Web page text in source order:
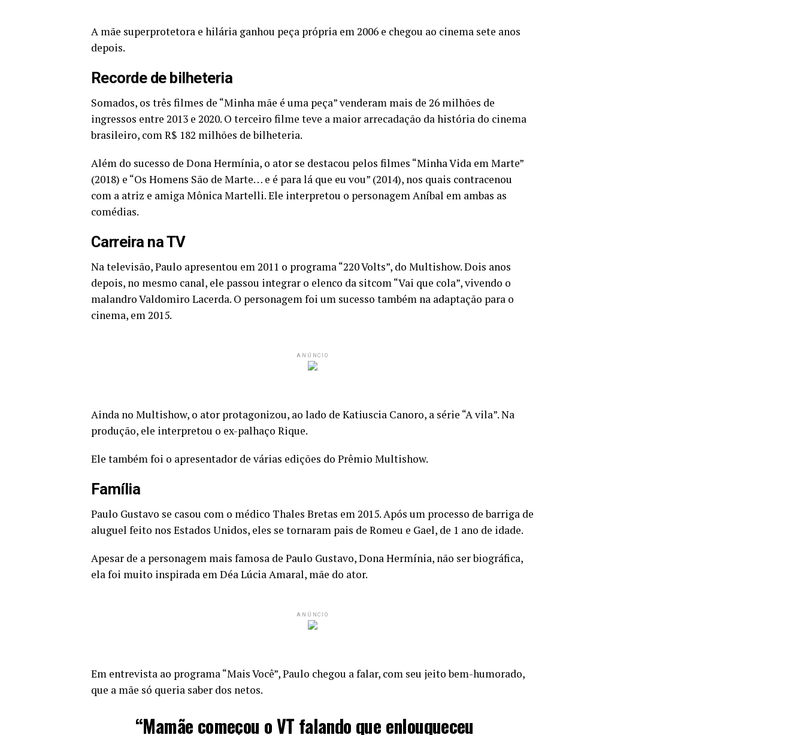
A mãe superprotetora e hilária ganhou peça própria em 2006 e chegou ao cinema sete anos
depois.
Recorde de bilheteria
Somados, os três filmes de “Minha mãe é uma peça” venderam mais de 26 milhões de
ingressos entre 2013 e 2020. O terceiro filme teve a maior arrecadação da história do cinema
brasileiro, com R$ 182 milhões de bilheteria.
Além do sucesso de Dona Hermínia, o ator se destacou pelos filmes “Minha Vida em Marte”
(2018) e “Os Homens São de Marte… e é para lá que eu vou” (2014), nos quais contracenou
com a atriz e amiga Mônica Martelli. Ele interpretou o personagem Aníbal em ambas as
comédias.
Carreira na TV
Na televisão, Paulo apresentou em 2011 o programa “220 Volts”, do Multishow. Dois anos
depois, no mesmo canal, ele passou integrar o elenco da sitcom “Vai que cola”, vivendo o
malandro Valdomiro Lacerda. O personagem foi um sucesso também na adaptação para o
cinema, em 2015.
ANÚNCIO
Ainda no Multishow, o ator protagonizou, ao lado de Katiuscia Canoro, a série “A vila”. Na
produção, ele interpretou o ex-palhaço Rique.
Ele também foi o apresentador de várias edições do Prêmio Multishow.
Família
Paulo Gustavo se casou com o médico Thales Bretas em 2015. Após um processo de barriga de
aluguel feito nos Estados Unidos, eles se tornaram pais de Romeu e Gael, de 1 ano de idade.
Apesar de a personagem mais famosa de Paulo Gustavo, Dona Hermínia, não ser biográfica,
ela foi muito inspirada em Déa Lúcia Amaral, mãe do ator.
ANÚNCIO
Em entrevista ao programa “Mais Você”, Paulo chegou a falar, com seu jeito bem-humorado,
que a mãe só queria saber dos netos.
“Mamãe começou o VT falando que enlouqueceu